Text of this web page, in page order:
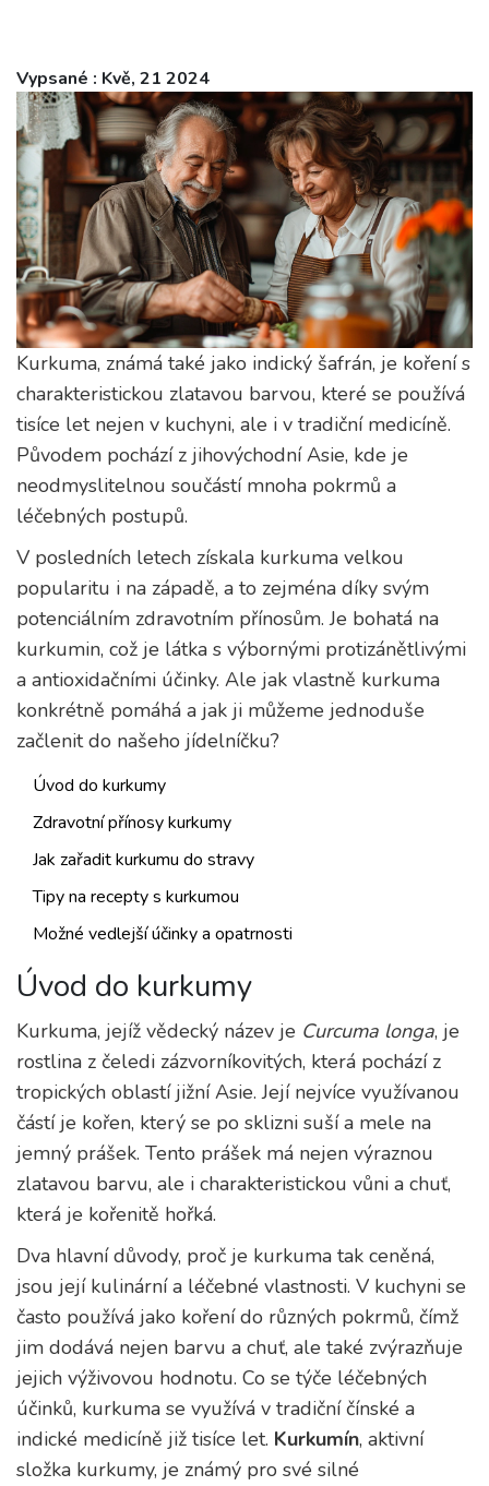
Vypsané : Kvě, 21 2024
Kurkuma, známá také jako indický šafrán, je koření s
charakteristickou zlatavou barvou, které se používá
tisíce let nejen v kuchyni, ale i v tradiční medicíně.
Původem pochází z jihovýchodní Asie, kde je
neodmyslitelnou součástí mnoha pokrmů a
léčebných postupů.
V posledních letech získala kurkuma velkou
popularitu i na západě, a to zejména díky svým
potenciálním zdravotním přínosům. Je bohatá na
kurkumin, což je látka s výbornými protizánětlivými
a antioxidačními účinky. Ale jak vlastně kurkuma
konkrétně pomáhá a jak ji můžeme jednoduše
začlenit do našeho jídelníčku?
Úvod do kurkumy
Zdravotní přínosy kurkumy
Jak zařadit kurkumu do stravy
Tipy na recepty s kurkumou
Možné vedlejší účinky a opatrnosti
Úvod do kurkumy
Kurkuma, jejíž vědecký název je Curcuma longa, je
rostlina z čeledi zázvorníkovitých, která pochází z
tropických oblastí jižní Asie. Její nejvíce využívanou
částí je kořen, který se po sklizni suší a mele na
jemný prášek. Tento prášek má nejen výraznou
zlatavou barvu, ale i charakteristickou vůni a chuť,
která je kořenitě hořká.
Dva hlavní důvody, proč je kurkuma tak ceněná,
jsou její kulinární a léčebné vlastnosti. V kuchyni se
často používá jako koření do různých pokrmů, čímž
jim dodává nejen barvu a chuť, ale také zvýrazňuje
jejich výživovou hodnotu. Co se týče léčebných
účinků, kurkuma se využívá v tradiční čínské a
indické medicíně již tisíce let. Kurkumín, aktivní
složka kurkumy, je známý pro své silné